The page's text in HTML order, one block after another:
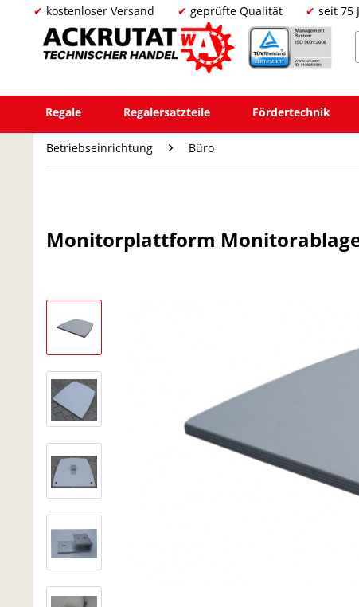
kostenloser Versand geprüfte Qualität seit 75
Regale Regalersatzteile Fördertechnik
Betriebseinrichtung Büro
Monitorplattform